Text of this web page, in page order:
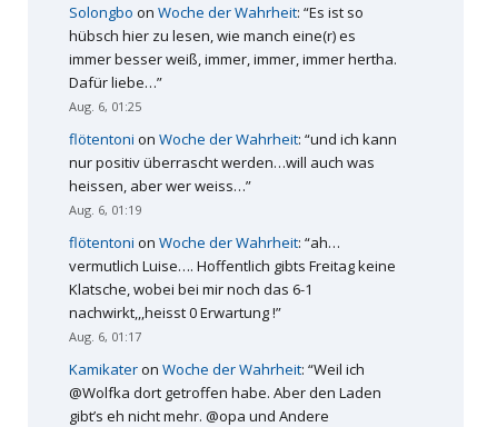
Solongbo on Woche der Wahrheit: “Es ist so
hübsch hier zu lesen, wie manch eine(r) es
immer besser weiß, immer, immer, immer hertha.
Dafür liebe…”
Aug. 6, 01:25
flötentoni on Woche der Wahrheit: “und ich kann
nur positiv überrascht werden…will auch was
heissen, aber wer weiss…”
Aug. 6, 01:19
flötentoni on Woche der Wahrheit: “ah…
vermutlich Luise…. Hoffentlich gibts Freitag keine
Klatsche, wobei bei mir noch das 6-1
nachwirkt,,,heisst 0 Erwartung !”
Aug. 6, 01:17
Kamikateron Woche der Wahrheit: “Weil ich
@Wolfka dort getroffen habe. Aber den Laden
gibt’s eh nicht mehr. @opa und Andere